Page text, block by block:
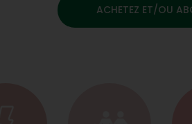
ACHETEZ ET/OU